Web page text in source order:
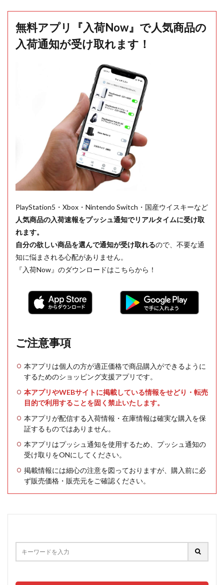
無料アプリ『入荷Now』で人気商品の
入荷通知が受け取れます！
PlayStation5・Xbox・Nintendo Switch・国産ウイスキーなど
人気商品の入荷速報をプッシュ通知でリアルタイムに受け取
れます。
自分の欲しい商品を選んで通知が受け取れるので、不要な通
知に悩まされる心配がありません。
『入荷Now』のダウンロードはこちらから！
ご注意事項
本アプリは個人の方が適正価格で商品購入ができるように
するためのショッピング支援アプリです。
本アプリやWEBサイトに掲載している情報をせどり・転売
目的で利用することを固く禁止いたします。
本アプリが配信する入荷情報・在庫情報は確実な購入を保
証するものではありません。
本アプリはプッシュ通知を使用するため、プッシュ通知の
受け取りをONにしてください。
掲載情報には細心の注意を図っておりますが、購入前に必
ず販売価格・販売元をご確認ください。